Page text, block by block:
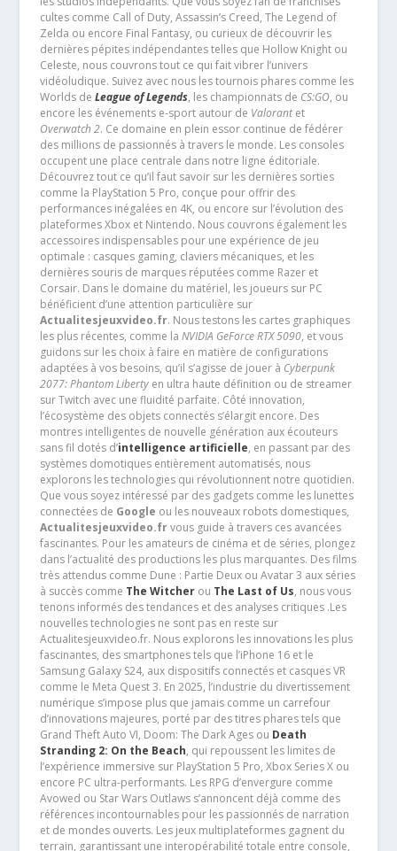
cultes comme Call of Duty, Assassin’s Creed, The Legend of
Zelda ou encore Final Fantasy, ou curieux de découvrir les
dernières pépites indépendantes telles que Hollow Knight ou
Celeste, nous couvrons tout ce qui fait vibrer l’univers
vidéoludique. Suivez avec nous les tournois phares comme les
Worlds de League of Legends, les championnats de CS:GO, ou
encore les événements e-sport autour de Valorantet
Overwatch 2. Ce domaine en plein essor continue de fédérer
des millions de passionnés à travers le monde. Les consoles
occupent une place centrale dans notre ligne éditoriale.
Découvrez tout ce qu’il faut savoir sur les dernières sorties
comme la PlayStation 5 Pro, conçue pour offrir des
performances inégalées en 4K, ou encore sur l’évolution des
plateformes Xbox et Nintendo. Nous couvrons également les
accessoires indispensables pour une expérience de jeu
optimale : casques gaming, claviers mécaniques, et les
dernières souris de marques réputées comme Razer et
Corsair. Dans le domaine du matériel, les joueurs sur PC
bénéficient d’une attention particulière sur
Actualitesjeuxvideo.fr. Nous testons les cartes graphiques
les plus récentes, comme la NVIDIA GeForce RTX 5090, et vous
guidons sur les choix à faire en matière de configurations
adaptées à vos besoins, qu’il s’agisse de jouer à Cyberpunk
2077: Phantom Libertyen ultra haute définition ou de streamer
sur Twitch avec une fluidité parfaite. Côté innovation,
l’écosystème des objets connectés s’élargit encore. Des
montres intelligentes de nouvelle génération aux écouteurs
sans fil dotés d’intelligence artificielle, en passant par des
systèmes domotiques entièrement automatisés, nous
explorons les technologies qui révolutionnent notre quotidien.
Que vous soyez intéressé par des gadgets comme les lunettes
connectées de Google ou les nouveaux robots domestiques,
Actualitesjeuxvideo.frvous guide à travers ces avancées
fascinantes. Pour les amateurs de cinéma et de séries, plongez
dans l’actualité des productions les plus marquantes. Des films
très attendus comme Dune : Partie Deux ou Avatar 3 aux séries
à succès comme The Witcherou The Last of Us, nous vous
tenons informés des tendances et des analyses critiques .Les
nouvelles technologies ne sont pas en reste sur
Actualitesjeuxvideo.fr. Nous explorons les innovations les plus
fascinantes, des smartphones tels que l’iPhone 16 et le
Samsung Galaxy S24, aux dispositifs connectés et casques VR
comme le Meta Quest 3. En 2025, l’industrie du divertissement
numérique s’impose plus que jamais comme un carrefour
d’innovations majeures, porté par des titres phares tels que
Grand Theft Auto VI, Doom: The Dark Ages ou Death
Stranding 2: On the Beach, qui repoussent les limites de
l’expérience immersive sur PlayStation 5 Pro, Xbox Series X ou
encore PC ultra-performants. Les RPG d’envergure comme
Avowed ou Star Wars Outlaws s’annoncent déjà comme des
références incontournables pour les passionnés de narration
et de mondes ouverts. Les jeux multiplateformes gagnent du
terrain, garantissant une interopérabilité totale entre console,